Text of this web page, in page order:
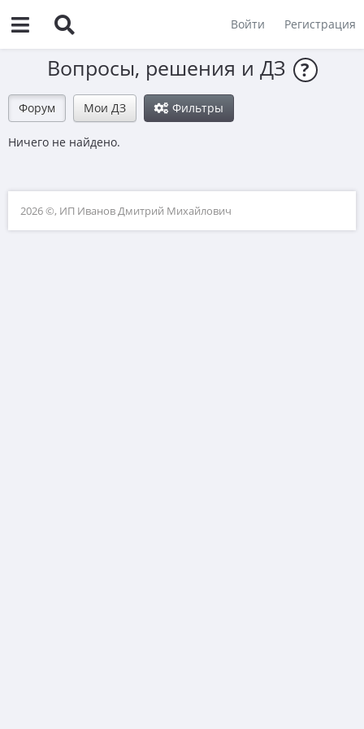
Войти Регистрация
Вопросы, решения и ДЗ ?
Форум Мои ДЗ Фильтры
Ничего не найдено.
2026 ©, ИП Иванов Дмитрий Михайлович